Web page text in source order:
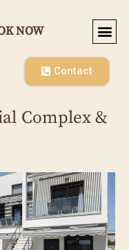
NOW
Contact
Complex &